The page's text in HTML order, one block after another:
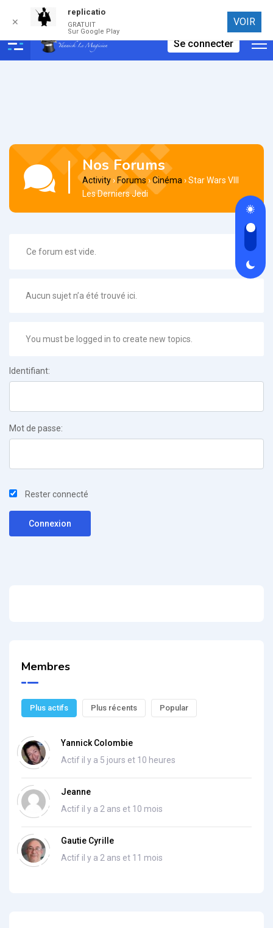
Connexion
Se connecter
Nos Forums
Activity› Forums›Cinéma ›Star Wars VIII
Les Derniers Jedi
Ce forum est vide.
Aucun sujet n’a été trouvé ici.
You must be logged in to create new topics.
Identifiant:
Mot de passe:
Rester connecté
Connexion
Membres
Plus actifs Plus récents Popular
Yannick Colombie
Actif il y a 5 jours et 10 heures
Jeanne
Actif il y a 2 ans et 10 mois
Gautie Cyrille
Actif il y a 2 ans et 11 mois
✕
replicatio
GRATUIT
Sur Google Play
VOIR